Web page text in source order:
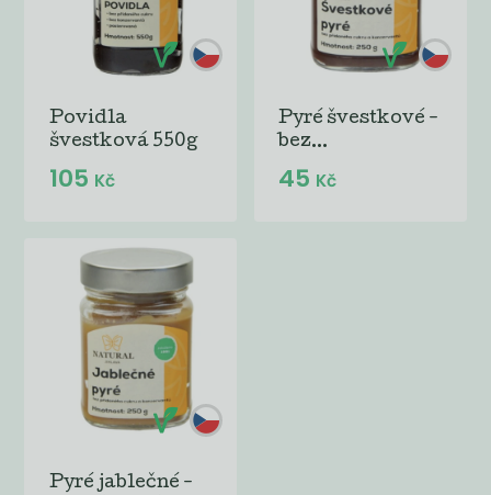
Povidla
švestková 550g
105 Kč
Pyré švestkové -
bez...
45 Kč
Pyré jablečné -